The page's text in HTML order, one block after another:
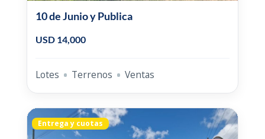
10 de Junio y Publica
USD 14,000
Lotes Terrenos Ventas
Entrega y cuotas